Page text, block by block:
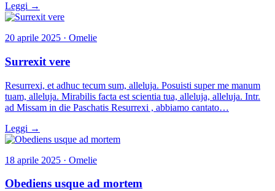
Leggi →
20 aprile 2025 · Omelie
Surrexit vere
Resurrexi, et adhuc tecum sum, alleluja. Posuisti super me manum
tuam, alleluja. Mirabilis facta est scientia tua, alleluja, alleluja. Intr.
ad Missam in die Paschatis Resurrexi , abbiamo cantato…
Leggi →
18 aprile 2025 · Omelie
Obediens usque ad mortem